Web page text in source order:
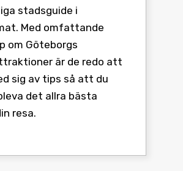
stadsguide i
Med omfattande
om Göteborgs
är de redo att
sig av tips så att du
det allra bästa
resa.